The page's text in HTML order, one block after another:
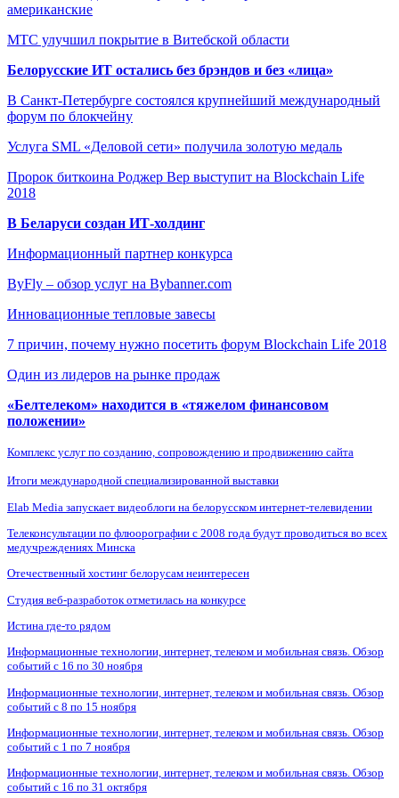
американские
МТС улучшил покрытие в Витебской области
Белорусские ИТ остались без брэндов и без «лица»
В Санкт-Петербурге состоялся крупнейший международный
форум по блокчейну
Услуга SML «Деловой сети» получила золотую медаль
Пророк биткоина Роджер Вер выступит на Blockchain Life
2018
В Беларуси создан ИТ-холдинг
Информационный партнер конкурса
ByFly – обзор услуг на Bybanner.com
Инновационные тепловые завесы
7 причин, почему нужно посетить форум Blockchain Life 2018
Один из лидеров на рынке продаж
«Белтелеком» находится в «тяжелом финансовом
положении»
Комплекс услуг по созданию, сопровождению и продвижению сайта
Итоги международной специализированной выставки
Elab Media запускает видеоблоги на белорусском интернет-телевидении
Телеконсультации по флюорографии с 2008 года будут проводиться во всех
медучреждениях Минска
Отечественный хостинг белорусам неинтересен
Студия веб-разработок отметилась на конкурсе
Истина где-то рядом
Информационные технологии, интернет, телеком и мобильная связь. Обзор
событий с 16 по 30 ноября
Информационные технологии, интернет, телеком и мобильная связь. Обзор
событий с 8 по 15 ноября
Информационные технологии, интернет, телеком и мобильная связь. Обзор
событий с 1 по 7 ноября
Информационные технологии, интернет, телеком и мобильная связь. Обзор
событий с 16 по 31 октября